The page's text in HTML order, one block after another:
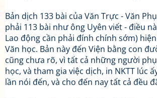
Bản dịch 133 bài của Văn Trực - Văn
phải 113 bài như ông Uyên viết - điều
Lao động cần phải đính chính sớm)
Văn học. Bản này đến Viện bằng con
cũng chưa rõ, vì tất cả những người
học, và tham gia việc dịch, in NKTT lúc
lần nói đến, và cho đến nay tất cả đều